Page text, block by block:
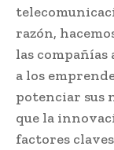
razón,
las compañías
a los
potenciar sus
que la
factores